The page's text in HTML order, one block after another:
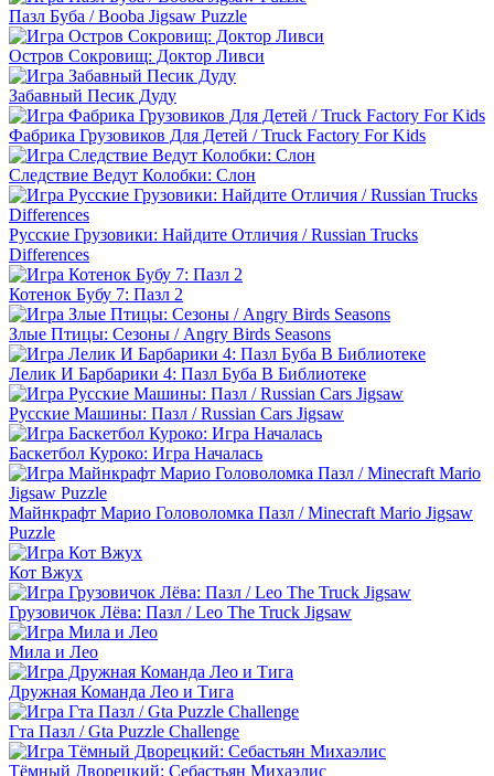
Пазл Буба / Booba Jigsaw Puzzle
Остров Сокровищ: Доктор Ливси
Забавный Песик Дуду
Фабрика Грузовиков Для Детей / Truck Factory For Kids
Следствие Ведут Колобки: Слон
Русские Грузовики: Найдите Отличия / Russian Trucks
Differences
Котенок Бубу 7: Пазл 2
Злые Птицы: Сезоны / Angry Birds Seasons
Лелик И Барбарики 4: Пазл Буба В Библиотеке
Русские Машины: Пазл / Russian Cars Jigsaw
Баскетбол Куроко: Игра Началась
Майнкрафт Марио Головоломка Пазл / Minecraft Mario Jigsaw
Puzzle
Кот Вжух
Грузовичок Лёва: Пазл / Leo The Truck Jigsaw
Мила и Лео
Дружная Команда Лео и Тига
Гта Пазл / Gta Puzzle Challenge
Тёмный Дворецкий: Себастьян Михаэлис